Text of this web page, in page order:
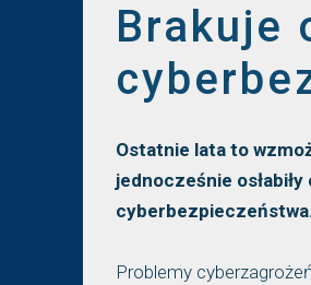
Brakuje
Ostatnie lata to
jednocześnie
Problemy